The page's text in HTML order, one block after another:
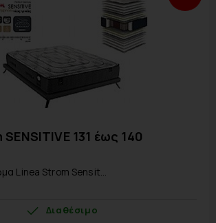
131 έως 140
Linea Strom Sensit...
Διαθέσιμο